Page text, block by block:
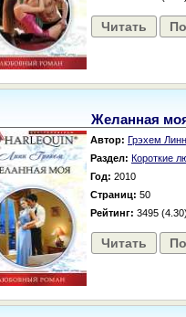
Читать
Желанная
Автор: Грэхем Линн
Раздел: Короткие
Год: 2010
Страниц: 50
Рейтинг: 3495 (4.30)
Читать